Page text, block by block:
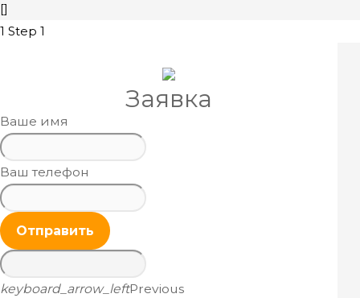
[]
1 Step 1
Заявка
Ваше имя
Ваш телефон
Отправить
keyboard_arrow_leftPrevious